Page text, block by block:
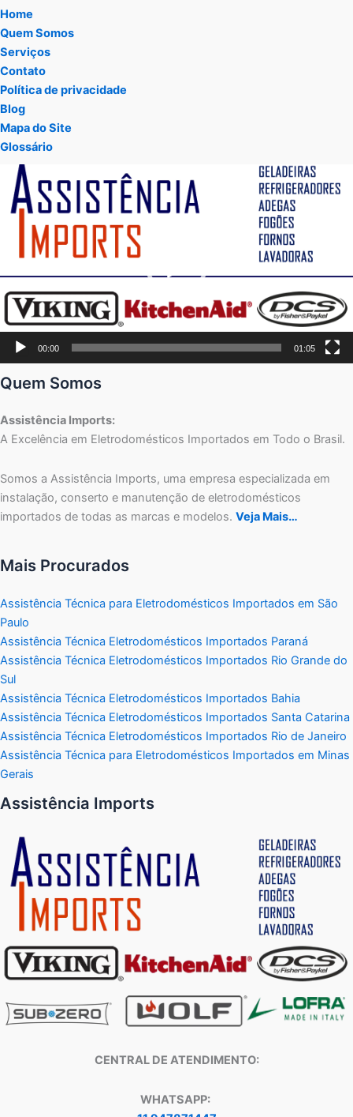
Home
Quem Somos
Serviços
Contato
Política de privacidade
Blog
Mapa do Site
Glossário
Tocador
vídeo
00:00 01:05
Quem Somos
Assistência Imports:
A Excelência em Eletrodomésticos Importados em Todo o Brasil.
Somos a Assistência Imports, uma empresa especializada em
instalação, conserto e manutenção de eletrodomésticos
importados de todas as marcas e modelos. Veja Mais…
Mais Procurados
Assistência Técnica para Eletrodomésticos Importados em São
Paulo
Assistência Técnica Eletrodomésticos Importados Paraná
Assistência Técnica Eletrodomésticos Importados Rio Grande do
Sul
Assistência Técnica Eletrodomésticos Importados Bahia
Assistência Técnica Eletrodomésticos Importados Santa Catarina
Assistência Técnica Eletrodomésticos Importados Rio de Janeiro
Assistência Técnica para Eletrodomésticos Importados em Minas
Gerais
Assistência Imports
CENTRAL DE ATENDIMENTO:
WHATSAPP: